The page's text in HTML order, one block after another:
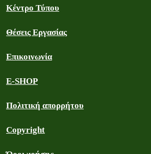
Κέντρο Τύπου
Θέσεις Εργασίας
Επικοινωνία
E-SHOP
Πολιτική απορρήτου
Copyright